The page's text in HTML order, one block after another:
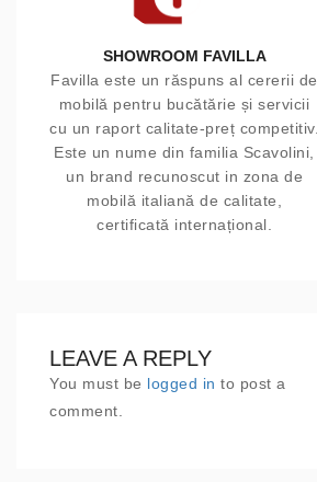
SHOWROOM FAVILLA
Favilla este un răspuns al cererii de
mobilă pentru bucătărie și servicii
cu un raport calitate-preț competitiv.
Este un nume din familia Scavolini,
un brand recunoscut in zona de
mobilă italiană de calitate,
certificată internațional.
LEAVE A REPLY
You must be logged in to post a
comment.